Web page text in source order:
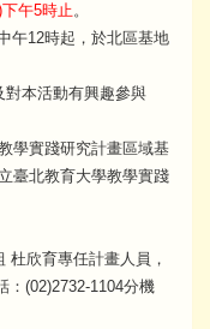
午5時止。
午12時起，於北區基地
對本活動有興趣參與
學實踐研究計畫區域基
臺北教育大學教學實踐
杜欣育專任計畫人員，
：(02)2732-1104分機